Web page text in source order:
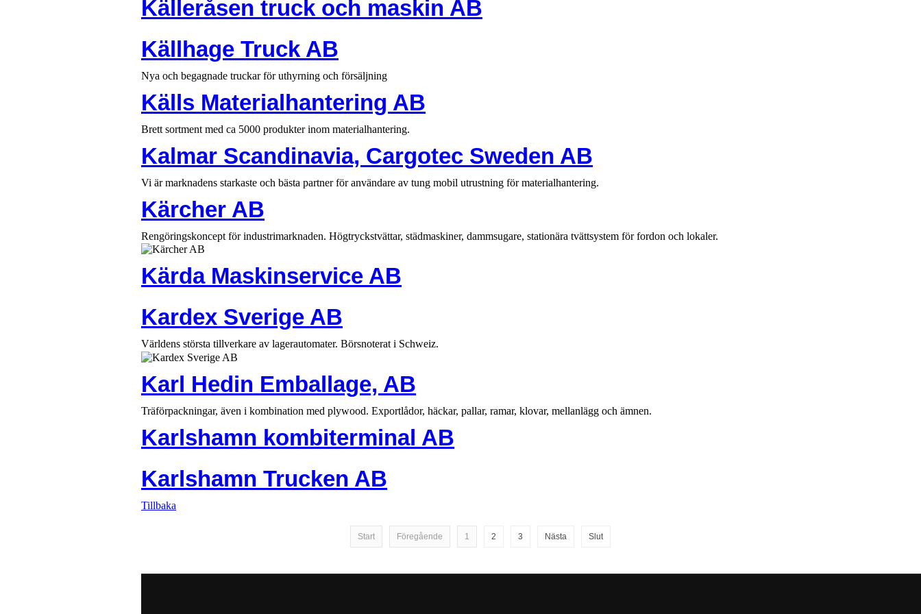
Källeråsen truck och maskin AB
Källhage Truck AB
Nya och begagnade truckar för uthyrning och försäljning
Källs Materialhantering AB
Brett sortment med ca 5000 produkter inom materialhantering.
Kalmar Scandinavia, Cargotec Sweden AB
Vi är marknadens starkaste och bästa partner för användare av tung mobil utrustning för materialhantering.
Kärcher AB
Rengöringskoncept för industrimarknaden. Högtryckstvättar, städmaskiner, dammsugare, stationära tvättsystem för fordon och lokaler.
Kärda Maskinservice AB
Kardex Sverige AB
Världens största tillverkare av lagerautomater. Börsnoterat i Schweiz.
Karl Hedin Emballage, AB
Träförpackningar, även i kombination med plywood. Exportlådor, häckar, pallar, ramar, klovar, mellanlägg och ämnen.
Karlshamn kombiterminal AB
Karlshamn Trucken AB
Tillbaka
Start Föregående 1 2 3 Nästa Slut